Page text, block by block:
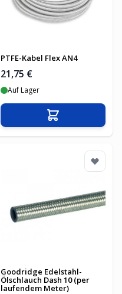
PTFE-Kabel Flex AN4
21,75 €
Auf Lager
In den
Goodridge Edelstahl-
Ölschlauch Dash 10 (per
laufendem Meter)